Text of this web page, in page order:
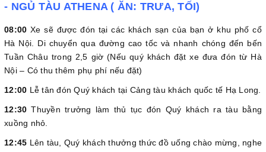
- NGỦ TÀU ATHENA ( ĂN: TRƯA, TỐI)
08:00 Xe sẽ được đón tại các khách sạn của bạn ở khu phố cổ
Hà Nội. Di chuyển qua đường cao tốc và nhanh chóng đến bến
Tuần Châu trong 2,5 giờ (Nếu quý khách đặt xe đưa đón từ Hà
Nội – Có thu thêm phụ phí nếu đặt)
12:00 Lễ tân đón Quý khách tại Cảng tàu khách quốc tế Hạ Long.
12:30Thuyền trưởng làm thủ tục đón Quý khách ra tàu bằng
xuồng nhỏ.
12:45 Lên tàu, Quý khách thưởng thức đồ uống chào mừng, nghe